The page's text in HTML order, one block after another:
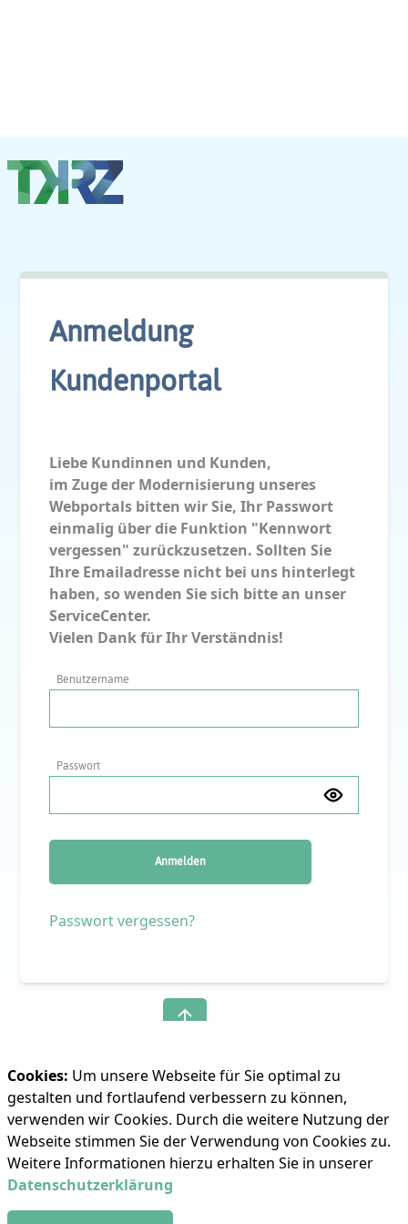
Anmeldung
Kundenportal
Liebe Kundinnen und Kunden,
im Zuge der Modernisierung unseres
Webportals bitten wir Sie, Ihr Passwort
einmalig über die Funktion "Kennwort
vergessen" zurückzusetzen. Sollten Sie
Ihre Emailadresse nicht bei uns hinterlegt
haben, so wenden Sie sich bitte an unser
ServiceCenter.
Vielen Dank für Ihr Verständnis!
Benutzername
Passwort
Anmelden
Passwort vergessen?
Cookies: Um unsere Webseite für Sie optimal zu
gestalten und fortlaufend verbessern zu können,
verwenden wir Cookies. Durch die weitere Nutzung der
Webseite stimmen Sie der Verwendung von Cookies zu.
Weitere Informationen hierzu erhalten Sie in unserer
Datenschutzerklärung
©2025 TKRZ Stadtwerke GmbH
Impressum | Datenschutz